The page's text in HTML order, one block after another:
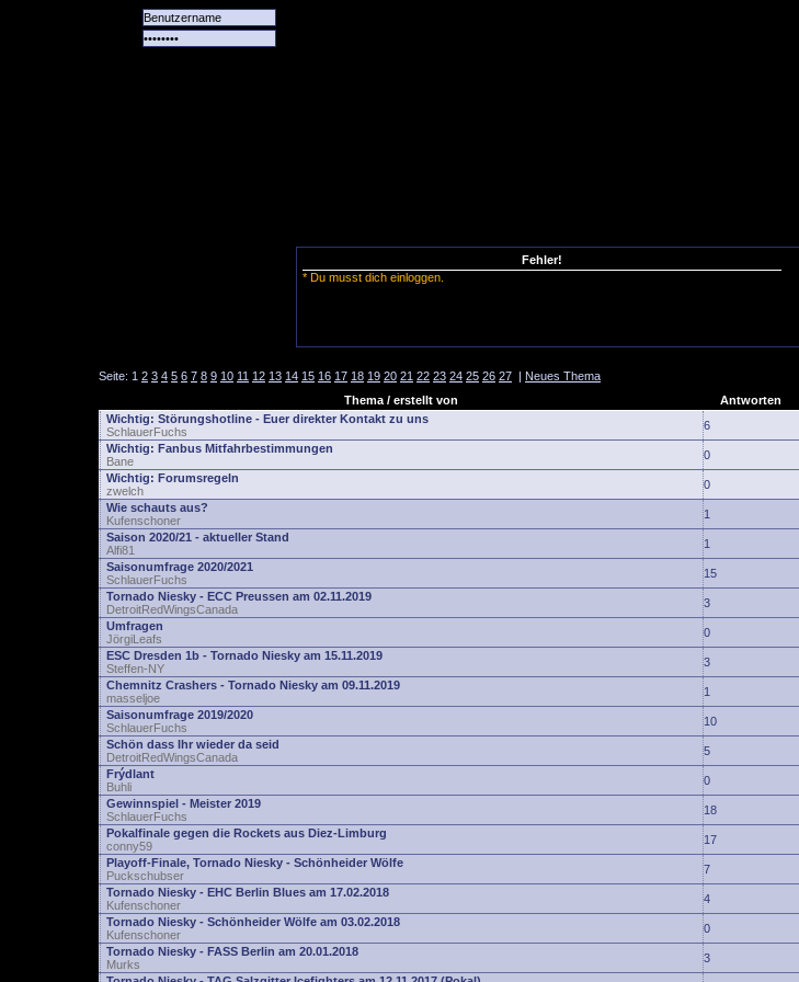
Fehler!
* Du musst dich einloggen.
Seite: 1 2 3 4 5 6 7 8 9 10 11 12 13 14 15 16 17 18 19 20 21 22 23 24 25 26 27 | Neues Thema
Thema / erstellt von
Antworten
Wichtig: Störungshotline - Euer direkter Kontakt zu uns
SchlauerFuchs
6
Wichtig: Fanbus Mitfahrbestimmungen
Bane
0
Wichtig: Forumsregeln
zwelch
0
Wie schauts aus?
Kufenschoner
1
Saison 2020/21 - aktueller Stand
Alfi81
1
Saisonumfrage 2020/2021
SchlauerFuchs
15
Tornado Niesky - ECC Preussen am 02.11.2019
DetroitRedWingsCanada
3
Umfragen
JörgiLeafs
0
ESC Dresden 1b - Tornado Niesky am 15.11.2019
Steffen-NY
3
Chemnitz Crashers - Tornado Niesky am 09.11.2019
masseljoe
1
Saisonumfrage 2019/2020
SchlauerFuchs
10
Schön dass Ihr wieder da seid
DetroitRedWingsCanada
5
Frýdlant
Buhli
0
Gewinnspiel - Meister 2019
SchlauerFuchs
18
Pokalfinale gegen die Rockets aus Diez-Limburg
conny59
17
Playoff-Finale, Tornado Niesky - Schönheider Wölfe
Puckschubser
7
Tornado Niesky - EHC Berlin Blues am 17.02.2018
Kufenschoner
4
Tornado Niesky - Schönheider Wölfe am 03.02.2018
Kufenschoner
0
Tornado Niesky - FASS Berlin am 20.01.2018
Murks
3